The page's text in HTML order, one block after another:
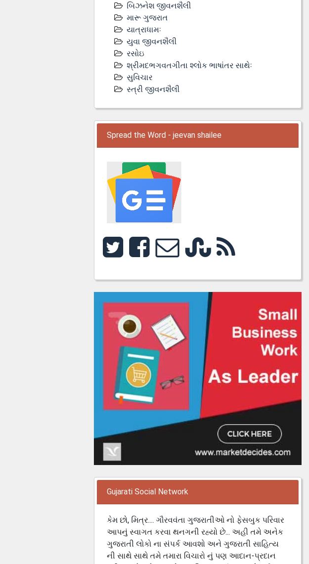
બિઝનેશ જીવનશૈલી
મારૂ ગુજરાત
યાત્રાધામઃ
યુવા જીવનશૈલી
રસોઇ
શ્રીમદભગવતગીતા શ્લોક ભાષાંતર સાથેઃ
સુવિચાર
સ્ત્રી જીવનશૈલી
Spread the Word - jeevan shailee
Gujarati Social Network
કેમ છો, મિત્ર.... ગૌરવવંતા ગુજરાતીઓ નો ફેસબુક પરિવાર
આપનું સ્વાગત કરવા થનગની રહ્યો છે... અહી તમે અનેક
ગુજરાતી લોકો ના સંપર્ક આવશો અને ગુજરાતી સાહિત્ય
ની સાથે સાથે તમે તમારા વિચારો નું પણ આદાન-પ્રદાન